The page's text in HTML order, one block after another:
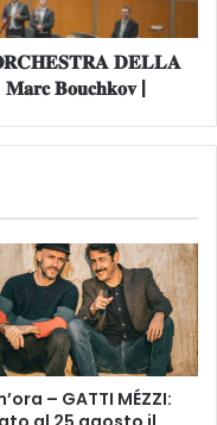
𝐎𝐑𝐂𝐇𝐄𝐒𝐓𝐑𝐀 𝐃𝐄𝐋𝐋𝐀
𝐁𝐨𝐮𝐜𝐡𝐤𝐨𝐯 |
– GATTI MÉZZI: